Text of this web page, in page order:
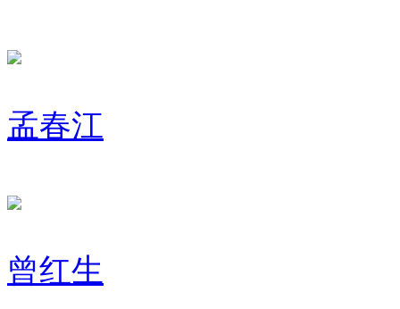
孟春江
曾红生